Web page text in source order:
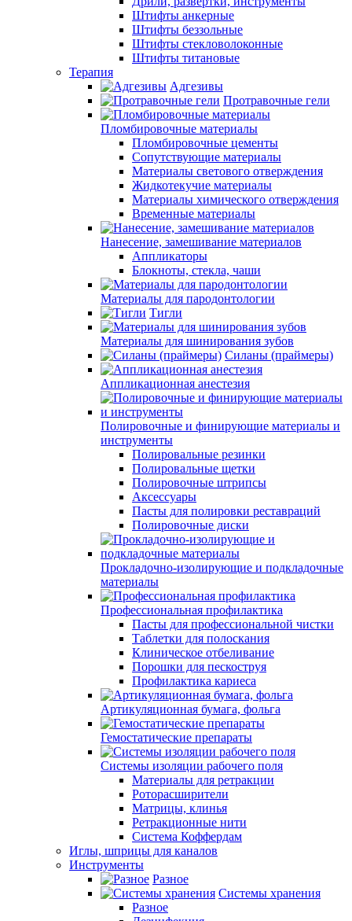
Штифты анкерные
Штифты беззольные
Штифты стекловолоконные
Штифты титановые
Терапия
Адгезивы
Протравочные гели
Пломбировочные материалы
Пломбировочные цементы
Сопутствующие материалы
Материалы светового отверждения
Жидкотекучие материалы
Материалы химического отверждения
Временные материалы
Нанесение, замешивание материалов
Аппликаторы
Блокноты, стекла, чаши
Материалы для пародонтологии
Тигли
Материалы для шинирования зубов
Силаны (праймеры)
Аппликационная анестезия
Полировочные и финирующие материалы и
инструменты
Полировальные резинки
Полировальные щетки
Полировочные штрипсы
Аксессуары
Пасты для полировки реставраций
Полировочные диски
Прокладочно-изолирующие и подкладочные
материалы
Профессиональная профилактика
Пасты для профессиональной чистки
Таблетки для полоскания
Клиническое отбеливание
Порошки для пескоструя
Профилактика кариеса
Артикуляционная бумага, фольга
Гемостатические препараты
Системы изоляции рабочего поля
Материалы для ретракции
Роторасширители
Матрицы, клинья
Ретракционные нити
Система Коффердам
Иглы, шприцы для каналов
Инструменты
Разное
Системы хранения
Разное